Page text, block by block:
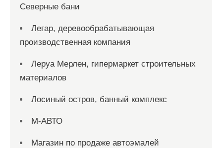
Северные бани
Легар, деревообрабатывающая
производственная компания
Леруа Мерлен, гипермаркет строительных
материалов
Лосиный остров, банный комплекс
М-АВТО
Магазин по продаже автоэмалей